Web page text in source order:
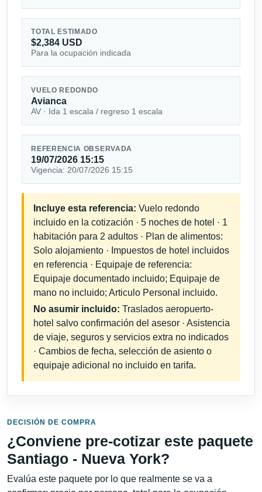
TOTAL ESTIMADO
$2,384 USD
Para la ocupación indicada
VUELO REDONDO
Avianca
AV · Ida 1 escala / regreso 1 escala
REFERENCIA OBSERVADA
19/07/2026 15:15
Vigencia: 20/07/2026 15:15
Incluye esta referencia: Vuelo redondo
incluido en la cotización · 5 noches de hotel · 1
habitación para 2 adultos · Plan de alimentos:
Solo alojamiento · Impuestos de hotel incluidos
en referencia · Equipaje de referencia:
Equipaje documentado incluido; Equipaje de
mano no incluido; Articulo Personal incluido.
No asumir incluido: Traslados aeropuerto-
hotel salvo confirmación del asesor · Asistencia
de viaje, seguros y servicios extra no indicados
· Cambios de fecha, selección de asiento o
equipaje adicional no incluido en tarifa.
DECISIÓN DE COMPRA
¿Conviene pre-cotizar este paquete
Santiago - Nueva York?
Evalúa este paquete por lo que realmente se va a